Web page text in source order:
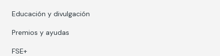
Educación y divulgación
Premios y ayudas
FSE+